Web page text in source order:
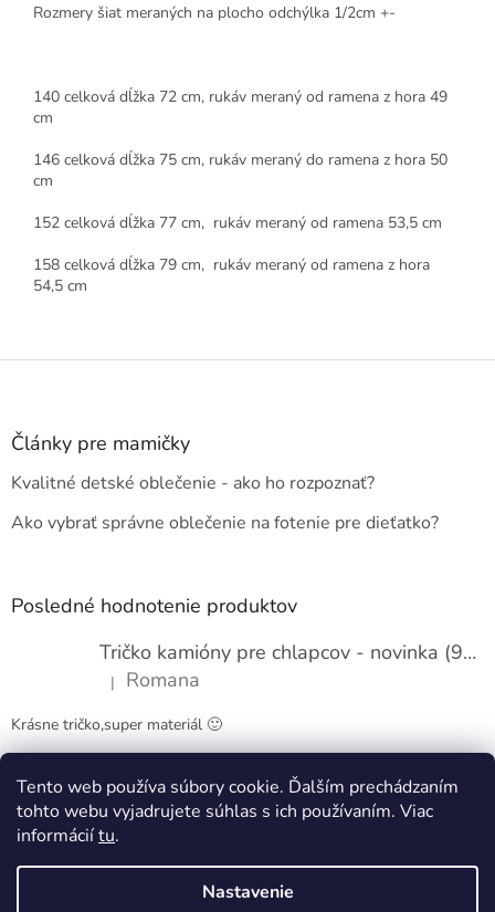
Tento web používa súbory cookie. Ďalším prechádzaním
tohto webu vyjadrujete súhlas s ich používaním. Viac
informáciítu.
Nastavenie
Rozmery šiat meraných na plocho odchýlka 1/2cm +-
140 celková dĺžka 72 cm, rukáv meraný od ramena z hora 49
cm
146 celková dĺžka 75 cm, rukáv meraný do ramena z hora 50
cm
152 celková dĺžka 77 cm, rukáv meraný od ramena 53,5 cm
158 celková dĺžka 79 cm, rukáv meraný od ramena z hora
54,5 cm
Z
Články pre mamičky
Kvalitné detské oblečenie - ako ho rozpoznať?
Ako vybrať správne oblečenie na fotenie pre dieťatko?
Posledné hodnotenie produktov
Tričko kamióny pre chlapcov - novinka (98-134)
Hodnotenie produktu je 5 z 5 hviezdičiek.
| Romana
Krásne tričko,super materiál 🙂
Obchodné podmienky Kontakty
Vytvoril Shoptet